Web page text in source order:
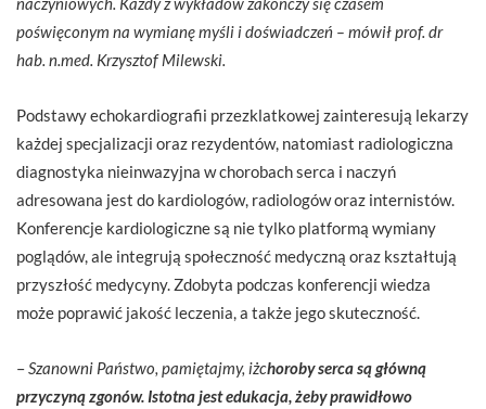
poświęconym na wymianę myśli i doświadczeń – mówił prof. dr
hab. n.med. Krzysztof Milewski.
Podstawy echokardiografii przezklatkowej zainteresują lekarzy
każdej specjalizacji oraz rezydentów, natomiast radiologiczna
diagnostyka nieinwazyjna w chorobach serca i naczyń
adresowana jest do kardiologów, radiologów oraz internistów.
Konferencje kardiologiczne są nie tylko platformą wymiany
poglądów, ale integrują społeczność medyczną oraz kształtują
przyszłość medycyny. Zdobyta podczas konferencji wiedza
może poprawić jakość leczenia, a także jego skuteczność.
– Szanowni Państwo, pamiętajmy, iżchoroby serca są główną
przyczyną zgonów. Istotna jest edukacja, żeby prawidłowo